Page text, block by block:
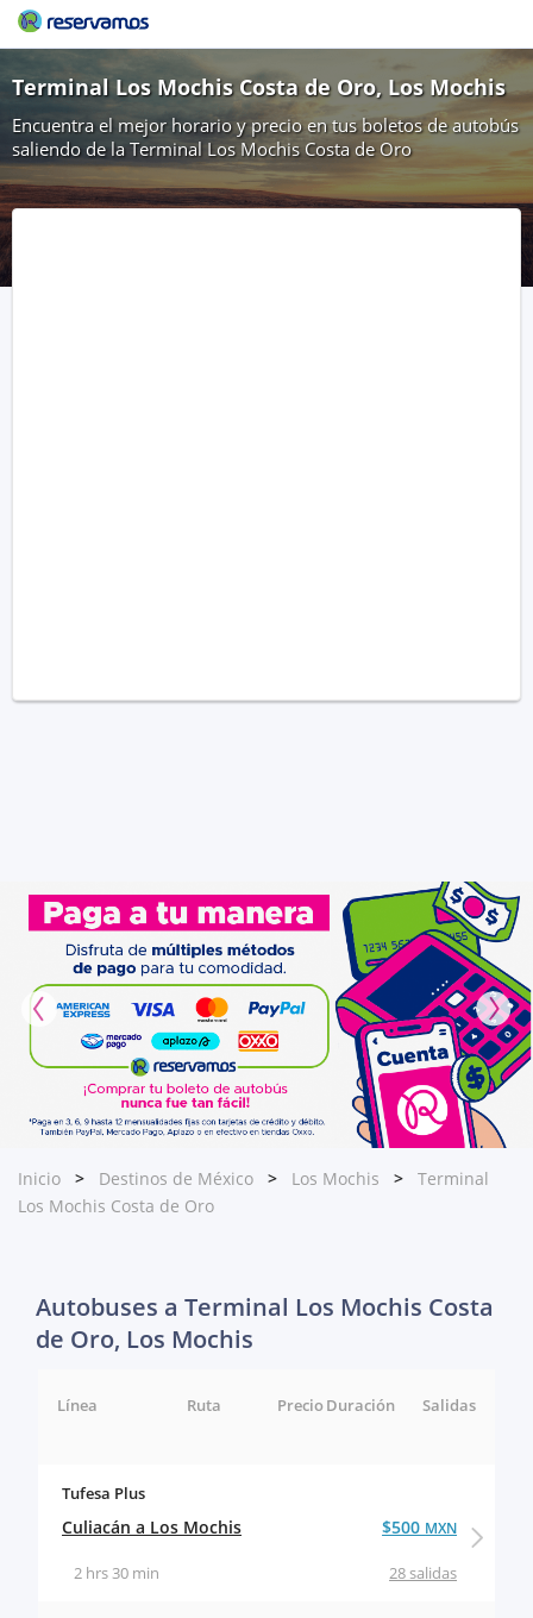
Terminal Los Mochis Costa de Oro, Los Mochis
Encuentra el mejor horario y precio en tus boletos de autobús
saliendo de la Terminal Los Mochis Costa de Oro
Inicio Destinos de México Los Mochis
Terminal
Los Mochis Costa de Oro
Autobuses a Terminal Los Mochis Costa
de Oro, Los Mochis
Línea Ruta Salidas
Duración
Precio
Tufesa Plus
Culiacán a Los Mochis
28 salidas
2 hrs 30 min
$500 MXN